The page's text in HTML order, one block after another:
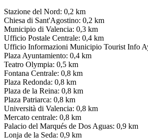
Stazione del Nord: 0,2 km
Chiesa di Sant'Agostino: 0,2 km
Municipio di Valencia: 0,3 km
Ufficio Postale Centrale: 0,4 km
Ufficio Informazioni Municipio Tourist Info
Plaza Ayuntamiento: 0,4 km
Teatro Olympia: 0,5 km
Fontana Centrale: 0,8 km
Plaza Redonda: 0,8 km
Plaza de la Reina: 0,8 km
Plaza Patriarca: 0,8 km
Università di Valencia: 0,8 km
Mercato centrale: 0,8 km
Palacio del Marqués de Dos Aguas: 0,9 km
Lonja de la Seda: 0,9 km